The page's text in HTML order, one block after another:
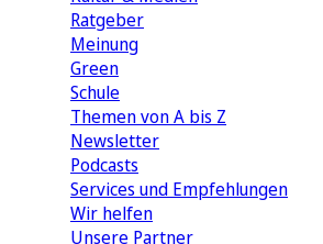
Ratgeber
Meinung
Green
Schule
Themen von A bis Z
Newsletter
Podcasts
Services und Empfehlungen
Wir helfen
Unsere Partner